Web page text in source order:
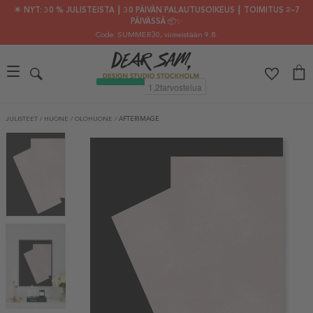
🌟 NYT: 30 % JULISTEISTA ┃ 30 PÄIVÄN PALAUTUSOIKEUS ┃ TOIMITUS 2–7
PÄIVÄSSÄ 📦✨
Code: SUMMER30, viimeistään 9.8.
JULISTEET / HUONE / OLOHUONE / AFTERIMAGE